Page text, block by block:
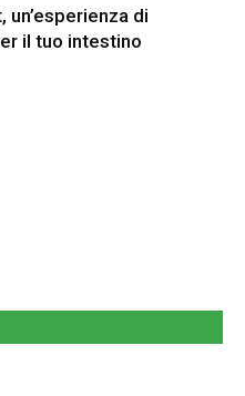
di
il tuo intestino